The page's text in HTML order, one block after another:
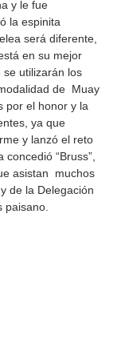
y le fue
la espinita
será diferente,
en su mejor
utilizarán los
de  Muay
por el honor y la
ya que
y lanzó el reto
“Bruss”,
asistan  muchos
de la Delegación
paisano.